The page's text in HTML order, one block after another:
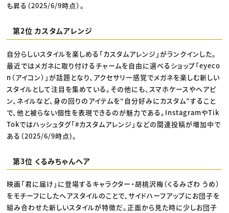
も昇る（2025/6/9時点）。
第2位 カスタムアレンジ
自分らしいスタイルを楽しめる「カスタムアレンジ」がランクインした。
最近ではメガネに取り付けるチャームを自由に選べるショップ「eyeco
n（アイコン）」が話題となり、アクセサリー感覚でメガネを楽しむ新しい
スタイルとして注目を集めている。その他にも、スマホケースやヘアピ
ン、ネイルなど、身の回りのアイテムを“自分好みにカスタム”すること
で、他と被らない個性を表現できるのが魅力である。InstagramやTik
Tokではハッシュタグ「#カスタムアレンジ」などの関連投稿が増加中で
ある（2025/6/9時点)。
第3位 くるみちゃんヘア
映画「君に届け」に登場するキャラクター・胡桃沢梅（くるみざわ うめ）
をモチーフにしたヘアスタイルのことで、サイドハーフアップにお団子を
組み合わせた新しいスタイルが特徴だ。正面から見た時に少しお団子